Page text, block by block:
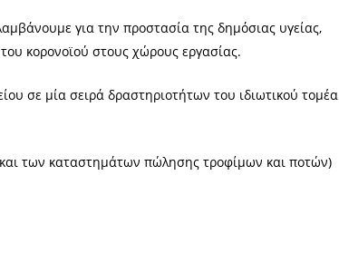
για την προστασία της δημόσιας υγείας,
κορονοϊού στους χώρους εργασίας.
σε μία σειρά δραστηριοτήτων του ιδιωτικού τομέα
των καταστημάτων πώλησης τροφίμων και ποτών)